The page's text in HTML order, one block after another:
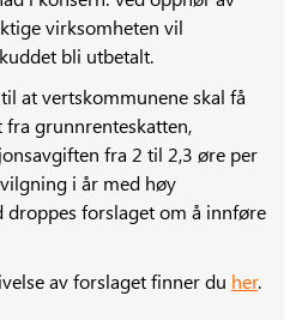
virksomheten vil
bli utbetalt.
at vertskommunene skal få
grunnrenteskatten,
fra 2 til 2,3 øre per
i år med høy
droppes forslaget om å innføre
av forslaget finner du her.